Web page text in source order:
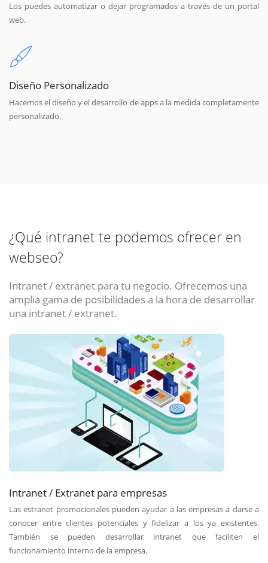
Los puedes automatizar o dejar programados a través de un portal
web.
Diseño Personalizado
Hacemos el diseño y el desarrollo de apps a la medida completamente
personalizado.
¿Qué intranet te podemos ofrecer en
webseo?
Intranet / extranet para tu negocio. Ofrecemos una
amplia gama de posibilidades a la hora de desarrollar
una intranet / extranet.
Intranet / Extranet para empresas
Las estranet promocionales pueden ayudar a las empresas a darse a
conocer entre clientes potenciales y fidelizar a los ya existentes.
También se pueden desarrollar intranet que faciliten el
funcionamiento interno de la empresa.